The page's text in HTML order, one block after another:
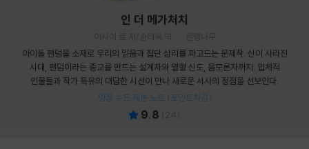
인 더 메가처치
아사이 료 저/송태욱 역
은행나무
아이돌 팬덤을 소재로 우리의 믿음과 집단 심리를 파고드는 문제작. 신이 사라진
시대, 팬덤이라는 종교를 만드는 설계자와 열혈 신도, 음모론자까지. 입체적
인물들과 작가 특유의 대담한 시선이 만나 새로운 서사의 정점을 선보인다.
양장 누드 제본 노트 (포인트차감)
9.8 24